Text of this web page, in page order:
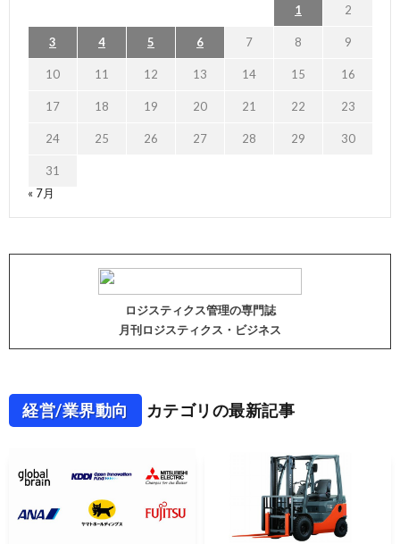
1 2
3 4 5 6 7 8 9
10 11 12 13 14 15 16
17 18 19 20 21 22 23
24 25 26 27 28 29 30
31
« 7月
ロジスティクス管理の専門誌
月刊ロジスティクス・ビジネス
経営/業界動向 カテゴリの最新記事